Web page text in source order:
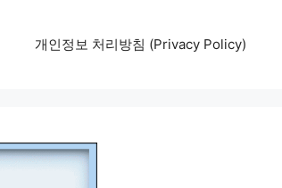
개인정보 처리방침 (Privacy Policy)